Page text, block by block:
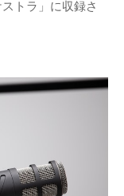
トラ」に収録さ